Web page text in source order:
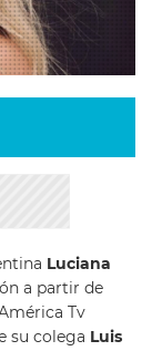
Luciana
a partir de
Tv
su colega Luis